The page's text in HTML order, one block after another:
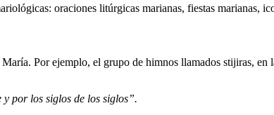
oraciones litúrgicas marianas, fiestas marianas,
Por ejemplo, el grupo de himnos llamados stijiras,
por los siglos de los siglos”.